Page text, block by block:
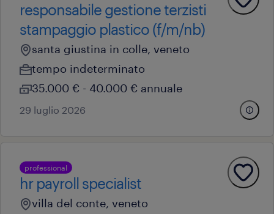
responsabile gestione terzisti
stampaggio plastico (f/m/nb)
santa giustina in colle, veneto
tempo indeterminato
35.000 € - 40.000 € annuale
29 luglio 2026
professional
hr payroll specialist
villa del conte, veneto